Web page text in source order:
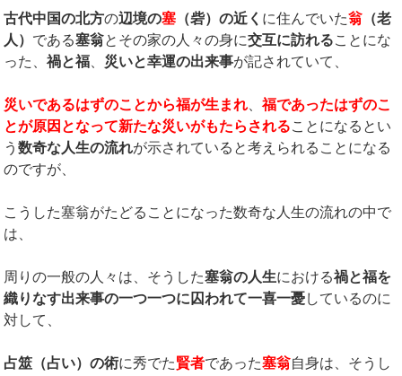
古代中国の北方の辺境の塞 （砦）の近く に住んでいた翁 （老
人） である塞翁とその家の人々の身に交互に訪れることにな
った、禍と福、 災いと幸運の出来事が記されていて、
災いであるはずのことから福が生まれ、福であったはずのこ
とが原因となって新たな災いがもたらされることになるとい
う数奇な人生の流れが示されていると考えられることになる
のですが、
こうした塞翁がたどることになった数奇な人生の流れの中で
は、
周りの一般の人々は、そうした塞翁の人生における禍と福を
織りなす出来事の一つ一つに囚われて一喜一憂しているのに
対して、
占筮（占い）の術に秀でた賢者であった塞翁自身は、そうし